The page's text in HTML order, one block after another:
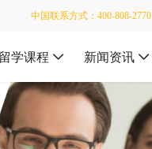
中国联系方式：400-808-2770
留学课程 新闻资讯